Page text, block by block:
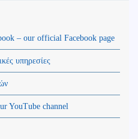
– our official Facebook page
υπηρεσίες
YouTube channel